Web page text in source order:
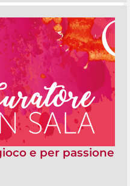
e per passione